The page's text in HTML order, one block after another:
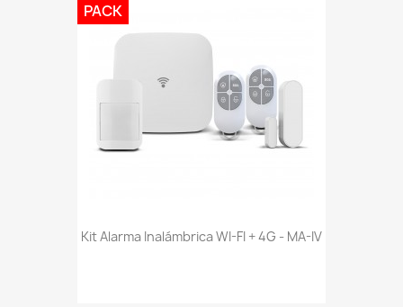
Kit Alarma Inalámbrica WI-FI + 4G - MA-IV
PACK